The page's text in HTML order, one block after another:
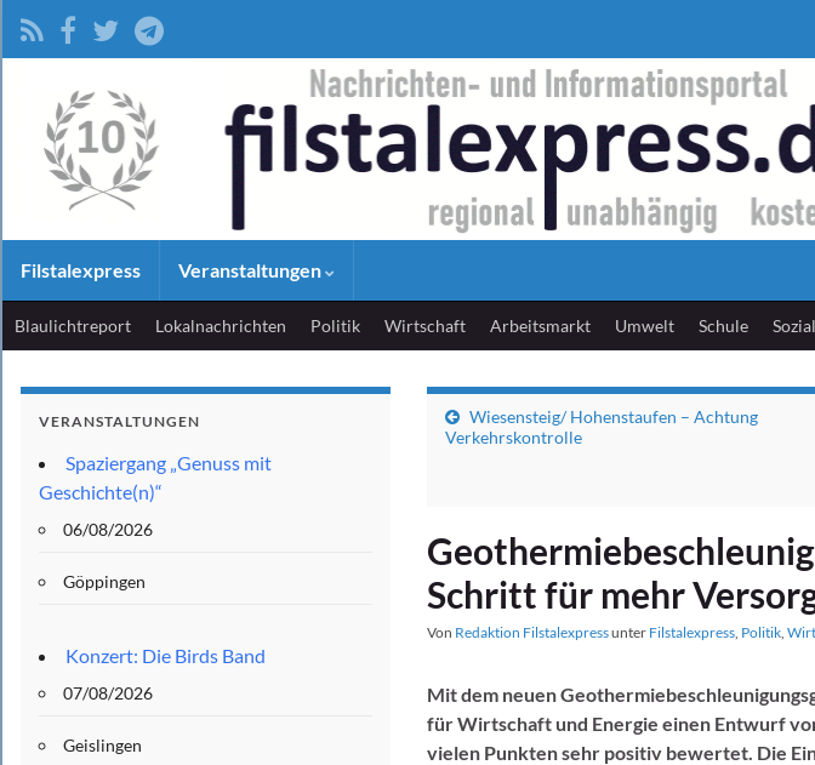
Filstalexpress Veranstaltungen
Blaulichtreport Lokalnachrichten Politik Wirtschaft Arbeitsmarkt Umwelt Schule
Wiesensteig/ Hohenstaufen – Achtung
Verkehrskontrolle
Schritt für mehr
Von Redaktion Filstalexpressunter Filstalexpress, Politik,
Mit dem neuen
für Wirtschaft und Energie einen Entwurf
vielen Punkten sehr positiv bewertet. Die
VERANSTALTUNGEN
Spaziergang „Genuss mit
Geschichte(n)“
06/08/2026
Göppingen
Konzert: Die Birds Band
07/08/2026
Geislingen